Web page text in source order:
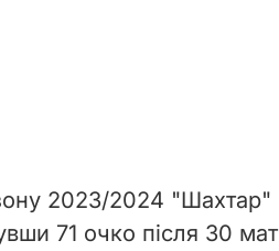
2023/2024 "Шахтар"
71 очко після 30